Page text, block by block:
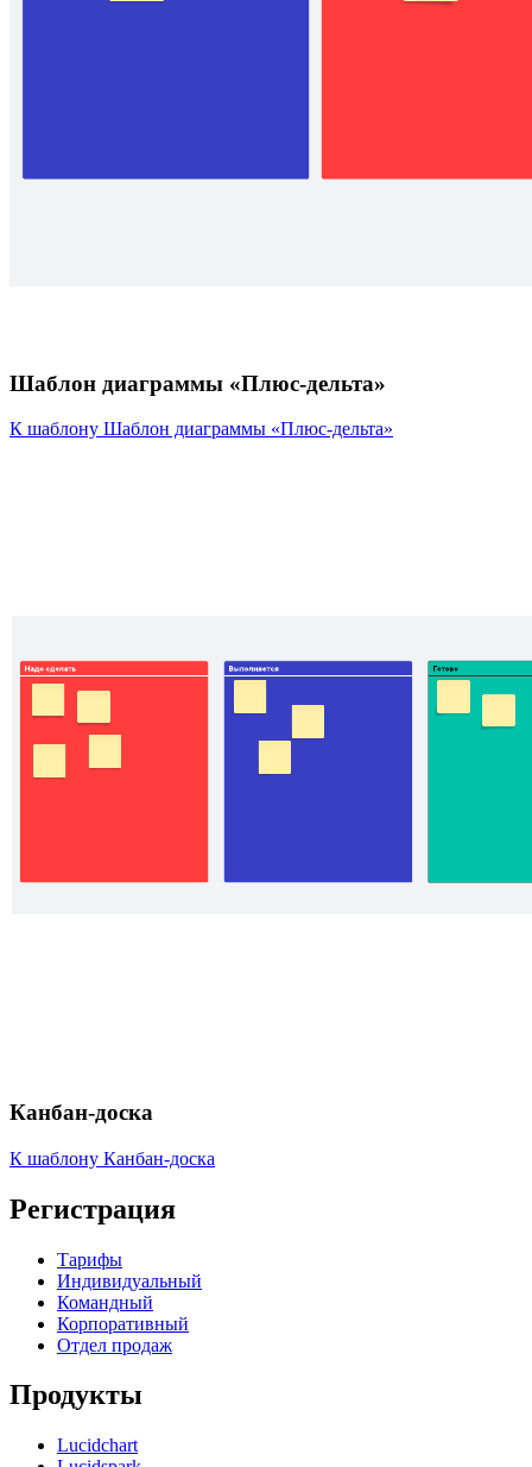
Шаблон диаграммы «Плюс-дельта»
К шаблону Шаблон диаграммы «Плюс-дельта»
Канбан-доска
К шаблону Канбан-доска
Регистрация
Тарифы
Индивидуальный
Командный
Корпоративный
Отдел продаж
Продукты
Lucidchart